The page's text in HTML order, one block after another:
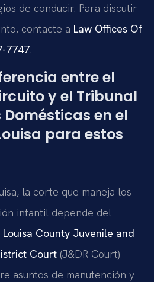
de conducir. Para discutir
contacte a Law Offices Of
7747.
entre el
y el Tribunal
en el
para estos
la corte que maneja los
infantil depende del
Louisa County Juvenile and
Court (J&DR Court)
asuntos de manutención y